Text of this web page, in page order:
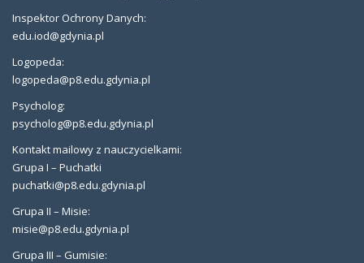
Inspektor Ochrony Danych:
edu.iod@gdynia.pl
Logopeda:
logopeda@p8.edu.gdynia.pl
Psycholog:
psycholog@p8.edu.gdynia.pl
Kontakt mailowy z nauczycielkami:
Grupa I – Puchatki
puchatki@p8.edu.gdynia.pl
Grupa II – Misie:
misie@p8.edu.gdynia.pl
Grupa III – Gumisie: